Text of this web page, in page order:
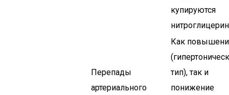
купируются
Перепады
артериального
Как
тип), так и
понижение